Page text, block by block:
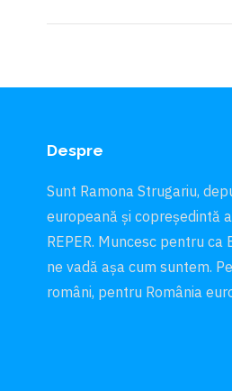
Despre
Sunt Ramona Strugariu,
europeană și copreședintă
REPER. Muncesc pentru ca
ne vadă aşa cum suntem.
români, pentru România